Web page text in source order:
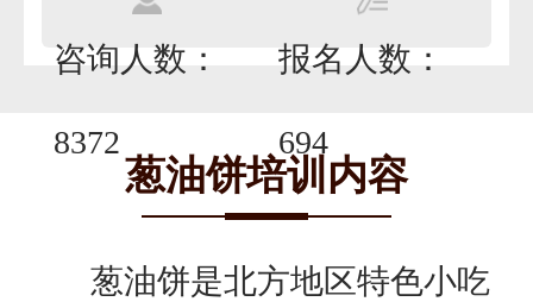
咨询人数：
8372
报名人数：
694
葱油饼培训内容
葱油饼是北方地区特色小吃